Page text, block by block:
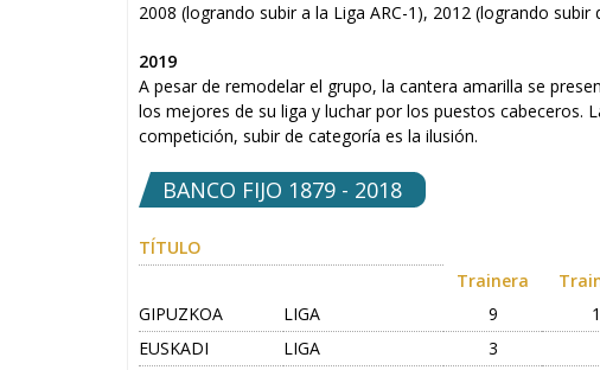
2008 (logrando subir a la Liga ARC-1), 2012 (logrando subir
2019
A pesar de remodelar el grupo, la cantera amarilla se
los mejores de su liga y luchar por los puestos cabeceros.
competición, subir de categoría es la ilusión.
BANCO FIJO 1879 - 2018
TÍTULO
Trainera
GIPUZKOA
LIGA 9
EUSKADI
LIGA 3